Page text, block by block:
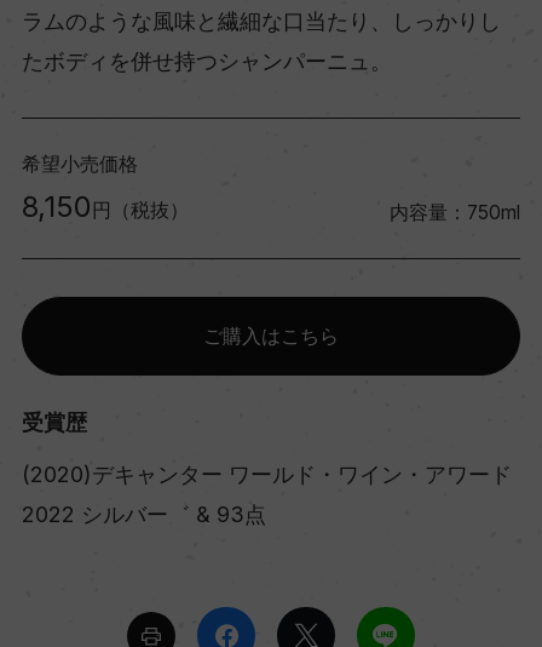
ラムのような風味と繊細な口当たり、しっかりし
たボディを併せ持つシャンパーニュ。
希望小売価格
8,150 円（税抜） 内容量：750ml
ご購入はこちら
受賞歴
(2020)デキャンター ワールド・ワイン・アワード
2022 シルバー゛ & 93点